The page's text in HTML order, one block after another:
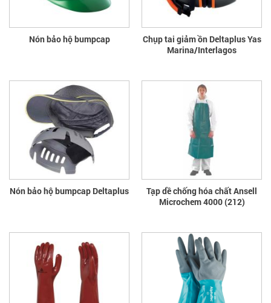
Nón bảo hộ bumpcap
Chụp tai giảm ồn Deltaplus Yas
Marina/Interlagos
Nón bảo hộ bumpcap Deltaplus
Tạp dề chống hóa chất Ansell
Microchem 4000 (212)